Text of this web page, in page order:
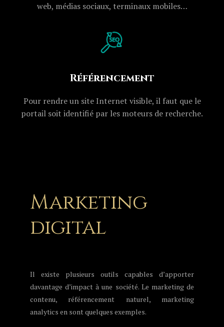
web, médias sociaux, terminaux mobiles…
Référencement
Pour rendre un site Internet visible, il faut que le
portail soit identifié par les moteurs de recherche.
Marketing
digital
Il existe plusieurs outils capables d’apporter
davantage d’impact à une société. Le marketing de
contenu, référencement naturel, marketing
analytics en sont quelques exemples.